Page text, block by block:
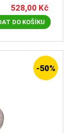
528,00 Kč
DO KOŠÍKU
-50%